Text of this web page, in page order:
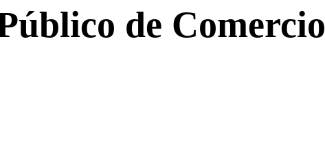
de Comercio